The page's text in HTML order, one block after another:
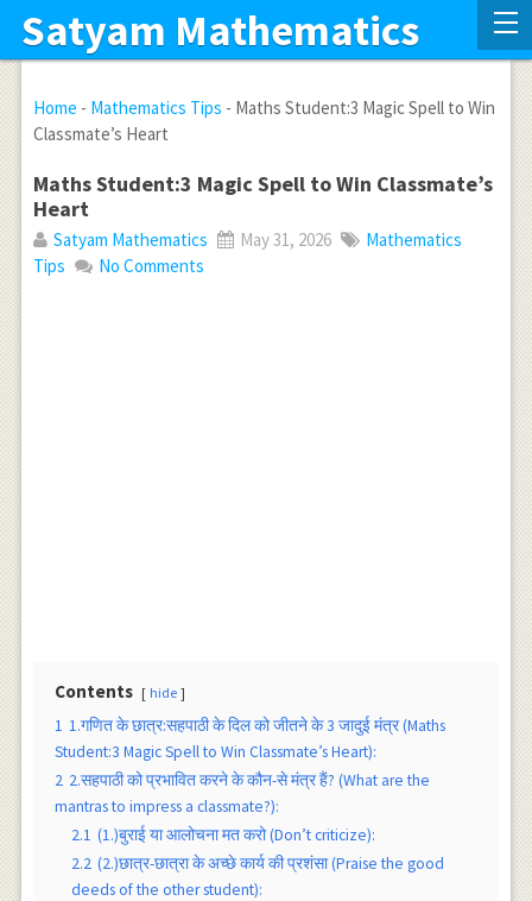
Satyam Mathematics
Home - Mathematics Tips - Maths Student:3 Magic Spell to Win
Classmate’s Heart
Maths Student:3 Magic Spell to Win Classmate’s
Heart
Satyam Mathematics May 31, 2026
Mathematics
Tips
No Comments
Contents hide
1 1.गणित के छात्र:सहपाठी के दिल को जीतने के 3 जादुई मंत्र (Maths
Student:3 Magic Spell to Win Classmate’s Heart):
2 2.सहपाठी को प्रभावित करने के कौन-से मंत्र हैं? (What are the
mantras to impress a classmate?):
2.1 (1.)बुराई या आलोचना मत करो (Don’t criticize):
2.2 (2.)छात्र-छात्रा के अच्छे कार्य की प्रशंसा (Praise the good
deeds of the other student):